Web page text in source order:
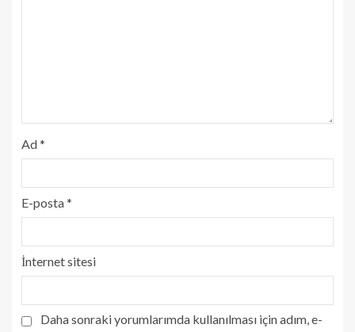
Ad*
E-posta*
İnternet sitesi
Daha sonraki yorumlarımda kullanılması için adım, e-